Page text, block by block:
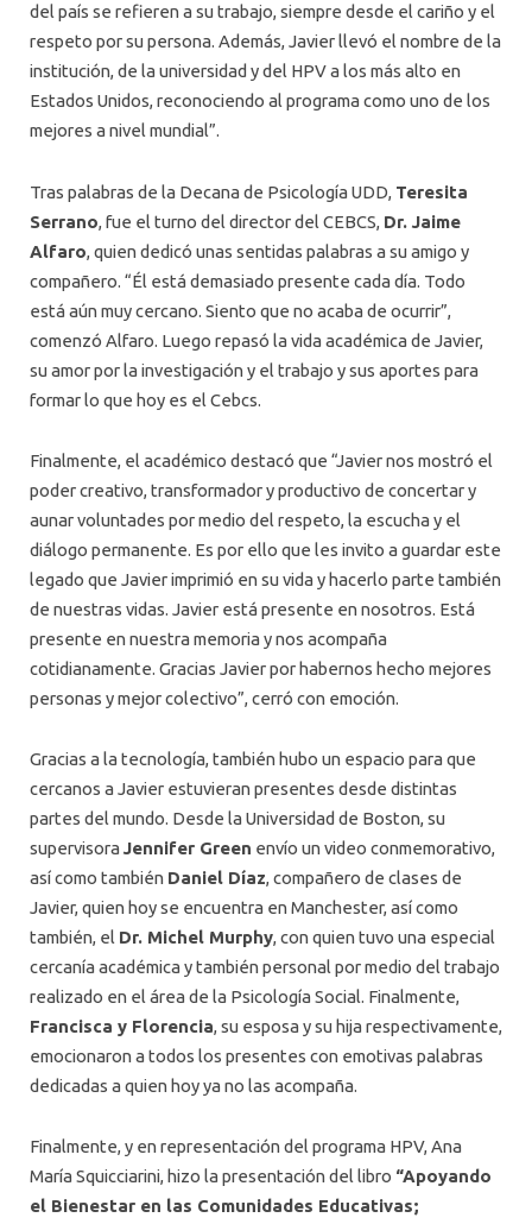
del país se refieren a su trabajo, siempre desde el cariño y el
respeto por su persona. Además, Javier llevó el nombre de la
institución, de la universidad y del HPV a los más alto en
Estados Unidos, reconociendo al programa como uno de los
mejores a nivel mundial”.
Tras palabras de la Decana de Psicología UDD, Teresita
Serrano, fue el turno del director del CEBCS, Dr. Jaime
Alfaro, quien dedicó unas sentidas palabras a su amigo y
compañero. “Él está demasiado presente cada día. Todo
está aún muy cercano. Siento que no acaba de ocurrir”,
comenzó Alfaro. Luego repasó la vida académica de Javier,
su amor por la investigación y el trabajo y sus aportes para
formar lo que hoy es el Cebcs.
Finalmente, el académico destacó que “Javier nos mostró el
poder creativo, transformador y productivo de concertar y
aunar voluntades por medio del respeto, la escucha y el
diálogo permanente. Es por ello que les invito a guardar este
legado que Javier imprimió en su vida y hacerlo parte también
de nuestras vidas. Javier está presente en nosotros. Está
presente en nuestra memoria y nos acompaña
cotidianamente. Gracias Javier por habernos hecho mejores
personas y mejor colectivo”, cerró con emoción.
Gracias a la tecnología, también hubo un espacio para que
cercanos a Javier estuvieran presentes desde distintas
partes del mundo. Desde la Universidad de Boston, su
supervisora Jennifer Green envío un video conmemorativo,
así como también Daniel Díaz, compañero de clases de
Javier, quien hoy se encuentra en Manchester, así como
también, el Dr. Michel Murphy, con quien tuvo una especial
cercanía académica y también personal por medio del trabajo
realizado en el área de la Psicología Social. Finalmente,
Francisca y Florencia, su esposa y su hija respectivamente,
emocionaron a todos los presentes con emotivas palabras
dedicadas a quien hoy ya no las acompaña.
Finalmente, y en representación del programa HPV, Ana
María Squicciarini, hizo la presentación del libro “Apoyando
el Bienestar en las Comunidades Educativas;